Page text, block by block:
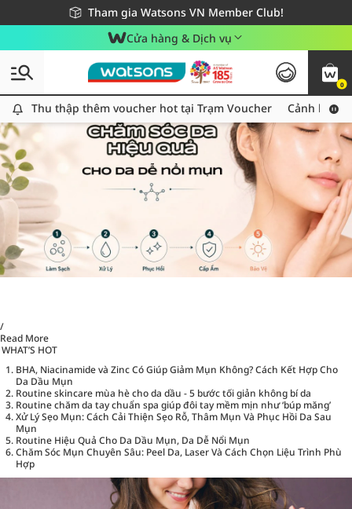
Tham gia Watsons VN Member Club!
Miễn phí giao hàng cho đơn hàng từ 249,000Đ
Giao hàng nhanh 24h - Áp dụng khu vực TP. Hồ Chí Minh
Cửa hàng & Dịch vụ
0
Thu thập thêm voucher hot tại Trạm Voucher
Thu thập thêm voucher hot tại Trạm Voucher Cảnh báo
/
Read More
WHAT’S HOT
BHA, Niacinamide và Zinc Có Giúp Giảm Mụn Không? Cách Kết Hợp Cho
Da Dầu Mụn
Routine skincare mùa hè cho da dầu - 5 bước tối giản không bí da
Routine chăm da tay chuẩn spa giúp đôi tay mềm mịn như ‘búp măng’
Xử Lý Sẹo Mụn: Cách Cải Thiện Sẹo Rỗ, Thâm Mụn Và Phục Hồi Da Sau
Mụn
Routine Hiệu Quả Cho Da Dầu Mụn, Da Dễ Nổi Mụn
Chăm Sóc Mụn Chuyên Sâu: Peel Da, Laser Và Cách Chọn Liệu Trình Phù
Hợp